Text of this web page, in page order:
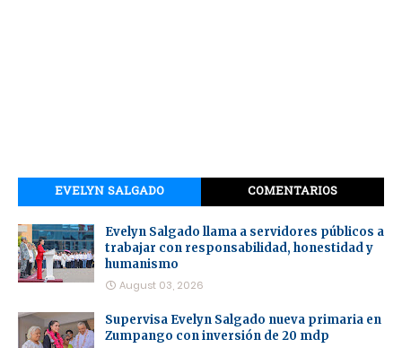
EVELYN SALGADO COMENTARIOS
Evelyn Salgado llama a servidores públicos a
trabajar con responsabilidad, honestidad y
humanismo
August 03, 2026
Supervisa Evelyn Salgado nueva primaria en
Zumpango con inversión de 20 mdp